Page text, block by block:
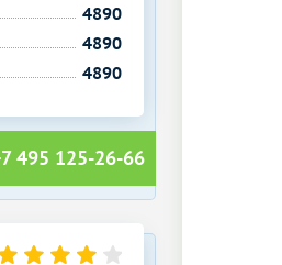
4890
4890
4890
495 125-26-66